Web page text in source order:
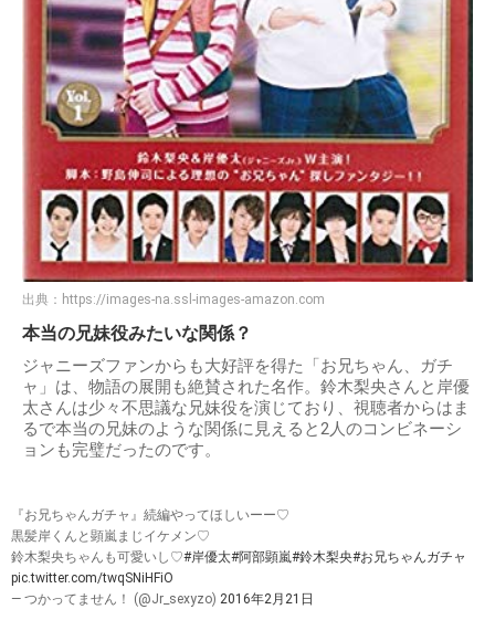
出典： https://images-na.ssl-images-amazon.com
本当の兄妹役みたいな関係？
ジャニーズファンからも大好評を得た「お兄ちゃん、ガチ
ャ」は、物語の展開も絶賛された名作。鈴木梨央さんと岸優
太さんは少々不思議な兄妹役を演じており、視聴者からはま
るで本当の兄妹のような関係に見えると2人のコンビネーシ
ョンも完璧だったのです。
『お兄ちゃんガチャ』続編やってほしいーー♡
黒髪岸くんと顕嵐まじイケメン♡
鈴木梨央ちゃんも可愛いし♡#岸優太#阿部顕嵐#鈴木梨央#お兄ちゃんガチャ
pic.twitter.com/twqSNiHFiO
— つかってません！ (@Jr_sexyzo) 2016年2月21日